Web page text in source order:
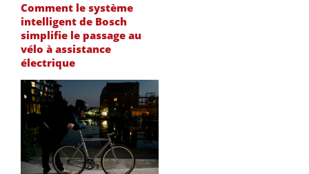
Comment le système
intelligent de Bosch
simplifie le passage au
vélo à assistance
électrique